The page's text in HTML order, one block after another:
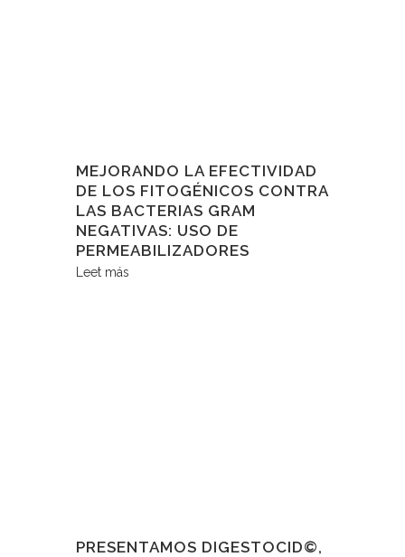
MEJORANDO LA EFECTIVIDAD
DE LOS FITOGÉNICOS CONTRA
LAS BACTERIAS GRAM
NEGATIVAS: USO DE
PERMEABILIZADORES
Leet más
PRESENTAMOS DIGESTOCID©,